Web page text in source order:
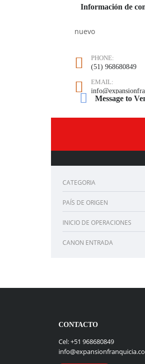
Información de
nuevo
PHONE:
(51) 968680849
EMAIL:
Message to
CATEGORIA
PAÍS DE ORIGEN
INICIO DE OPERACIONES
CANON ENTRADA
CONTACTO
Cel: +51 968680849